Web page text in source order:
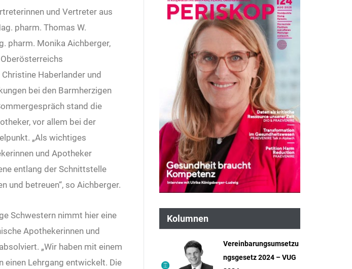
und Vertreter aus
pharm. Thomas W.
pharm. Monika Aichberger,
Haberlander und
bei den Barmherzigen
stand die
vor allem bei der
„Als wichtiges
und Apotheker
entlang der Schnittstelle
und betreuen“, so Aichberger.
Schwestern nimmt hier eine
Apothekerinnen und
„Wir haben mit einem
einen Lehrgang entwickelt. Die
Kolumnen
Vereinbarungsumsetzu
ngsgesetz 2024 – VUG